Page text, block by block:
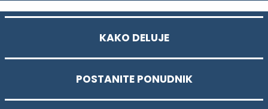
KAKO DELUJE
POSTANITE PONUDNIK